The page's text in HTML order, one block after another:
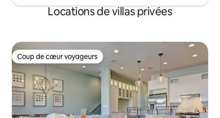
Locations de villas privées
Coup de cœur voyageurs
Coup de cœur voyageurs